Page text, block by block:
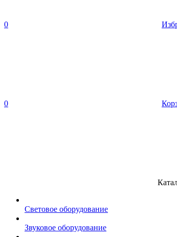
0
0
Световое оборудование
Звуковое оборудование